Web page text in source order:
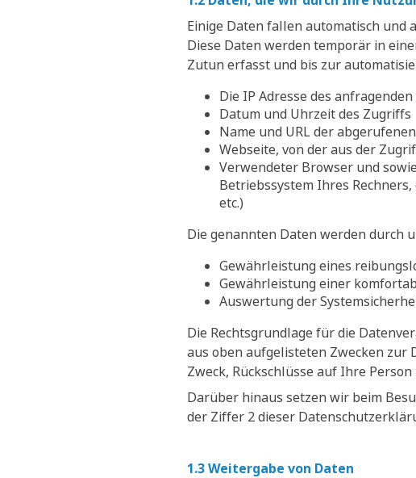
Einige Daten fallen automatisch und
Diese Daten werden temporär in
Zutun erfasst und bis zur
Die IP Adresse des anfragenden
Datum und Uhrzeit des Zugriffs
Name und URL der
Webseite, von der aus der
Verwendeter Browser und
Betriebssystem Ihres
etc.)
Die genannten Daten werden durch
Gewährleistung eines
Gewährleistung einer
Auswertung der
Die Rechtsgrundlage für die
aus oben aufgelisteten Zwecken zur
Zweck, Rückschlüsse auf Ihre Person
Darüber hinaus setzen wir beim
der Ziffer 2 dieser
1.3 Weitergabe von Daten